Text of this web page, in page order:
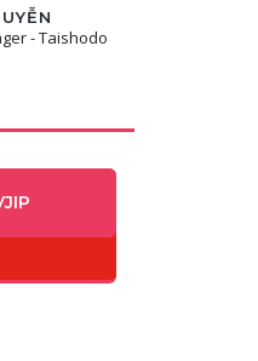
- Taishodo